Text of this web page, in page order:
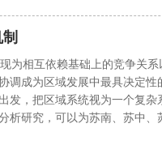
为相互依赖基础上的竞争关
调成为区域发展中最具决定
发，把区域系统视为一个复
析研究，可以为苏南、苏中